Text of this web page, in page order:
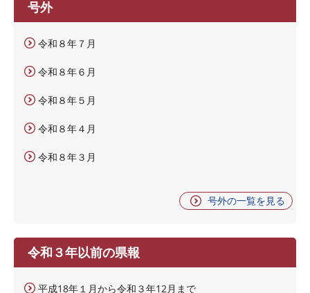
号外
令和８年７月
令和８年６月
令和８年５月
令和８年４月
令和８年３月
号外の一覧を見る
令和３年以前の県報
平成18年１月から令和３年12月まで